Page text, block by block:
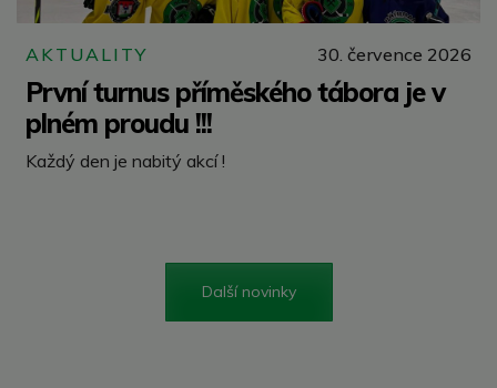
AKTUALITY 30. července 2026
První turnus příměského tábora je v
plném proudu !!!
Každý den je nabitý akcí !
Další novinky